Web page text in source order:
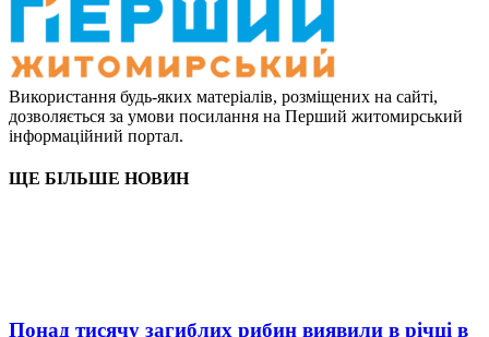
Використання будь-яких матеріалів, розміщених на сайті,
дозволяється за умови посилання на Перший житомирський
інформаційний портал.
ЩЕ БІЛЬШЕ НОВИН
Понад тисячу загиблих рибин виявили в річці в